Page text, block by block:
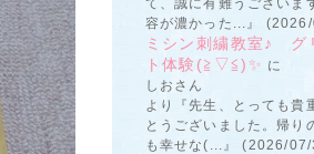
容が濃かった...』
ミシン刺繍教室♪ グ
ト体験(≧▽≦)✨ に
しおさん
より『先生、とっても貴
とうございました。帰り
も幸せな(...』 (2026/